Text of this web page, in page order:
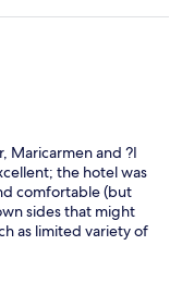
Maricarmen and ?I
the hotel was
comfortable (but
sides that might
as limited variety of
negative was that
distance from